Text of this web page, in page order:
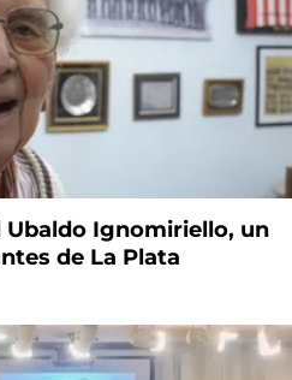
Ignomiriello, un
de La Plata